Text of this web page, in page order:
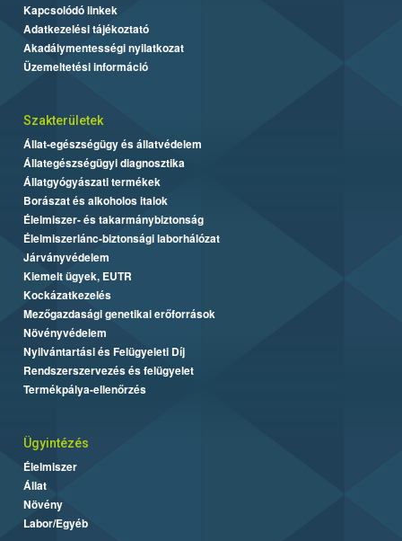
Kapcsolódó linkek
Adatkezelési tájékoztató
Akadálymentességi nyilatkozat
Üzemeltetési információ
Szakterületek
Állat-egészségügy és állatvédelem
Állategészségügyi diagnosztika
Állatgyógyászati termékek
Borászat és alkoholos italok
Élelmiszer- és takarmánybiztonság
Élelmiszerlánc-biztonsági laborhálózat
Járványvédelem
Kiemelt ügyek, EUTR
Kockázatkezelés
Mezőgazdasági genetikai erőforrások
Növényvédelem
Nyilvántartási és Felügyeleti Díj
Rendszerszervezés és felügyelet
Termékpálya-ellenőrzés
Ügyintézés
Élelmiszer
Állat
Növény
Labor/Egyéb